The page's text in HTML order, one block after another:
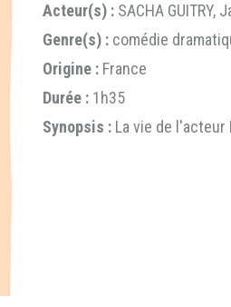
Acteur(s) : SACHA GUITRY,
Genre(s) : comédie
Origine : France
Durée : 1h35
Synopsis : La vie de